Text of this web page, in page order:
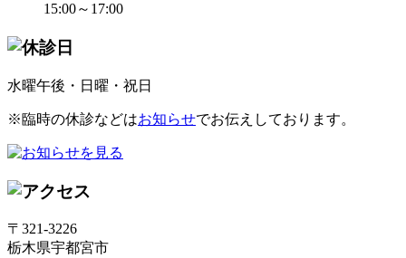
15:00～17:00
水曜午後・日曜・祝日
※臨時の休診などはお知らせでお伝えしております。
〒321-3226
栃木県宇都宮市